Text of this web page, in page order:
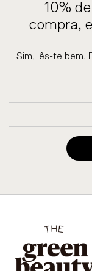
10%
compra,
Sim, lês-te bem.